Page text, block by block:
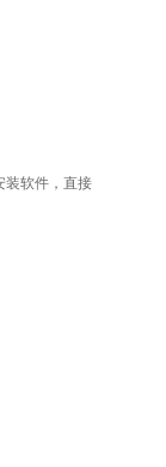
装软件，直接